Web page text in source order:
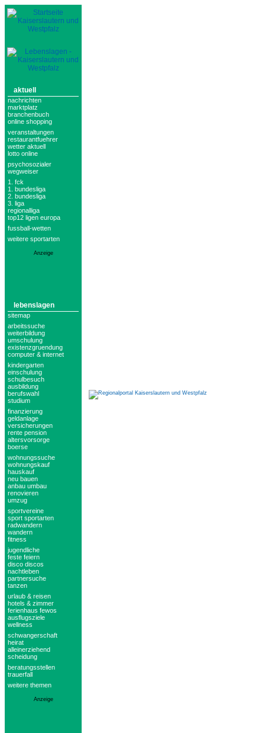
aktuell
nachrichten
marktplatz
branchenbuch
online shopping
veranstaltungen
restaurantfuehrer
wetter aktuell
lotto online
psychosozialer
wegweiser
1. fck
1. bundesliga
2. bundesliga
3. liga
regionalliga
top12 ligen europa
fussball-wetten
weitere sportarten
Anzeige
lebenslagen
sitemap
arbeitssuche
weiterbildung
umschulung
existenzgruendung
computer & internet
kindergarten
einschulung
schulbesuch
ausbildung
berufswahl
studium
finanzierung
geldanlage
versicherungen
rente pension
altersvorsorge
boerse
wohnungssuche
wohnungskauf
hauskauf
neu bauen
anbau umbau
renovieren
umzug
sportvereine
sport sportarten
radwandern
wandern
fitness
jugendliche
feste feiern
disco discos
nachtleben
partnersuche
tanzen
urlaub & reisen
hotels & zimmer
ferienhaus fewos
ausflugsziele
wellness
schwangerschaft
heirat
alleinerziehend
scheidung
beratungsstellen
trauerfall
weitere themen
Anzeige